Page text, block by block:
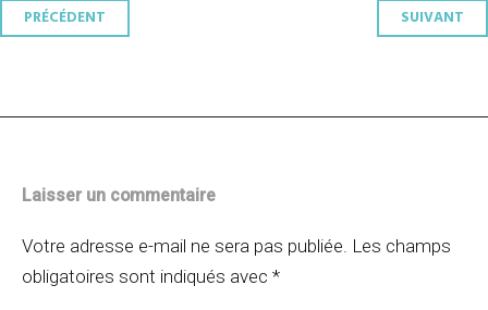
Navigation
PRÉCÉDENT SUIVANT
Laisser un commentaire
Votre adresse e-mail ne sera pas publiée. Les champs
obligatoires sont indiqués avec *